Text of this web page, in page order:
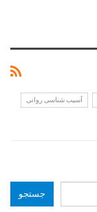
آسیب شناسی روانی
جستجو